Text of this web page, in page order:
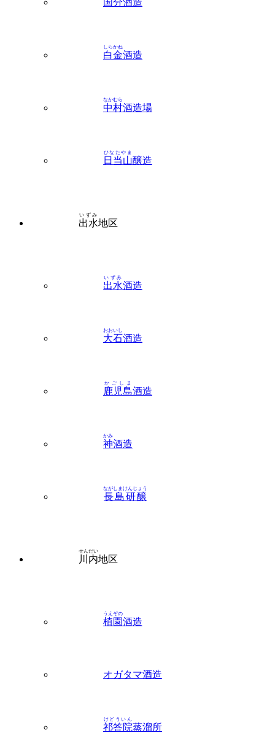
国分酒造
白金
しらかね
酒造
中村
なかむら
酒造場
日当山
ひなたやま
醸造
出水
いずみ
地区
出水
いずみ
酒造
大石
おおいし
酒造
鹿児島
かごしま
酒造
神
かみ
酒造
長島研醸
ながしまけんじょう
川内
せんだい
地区
植園
うえぞの
酒造
オガタマ酒造
祁答院
けどういん
蒸溜所